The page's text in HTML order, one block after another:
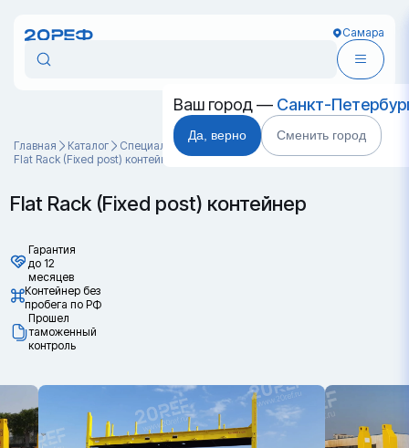
Самара
Ваш город — Санкт-
Да, верно Сменить город
Главная Каталог
Специальные контейнеры
Flat Rack (Fixed post) контейнер
Flat Rack (Fixed post) контейнер
Гарантия
до 12
месяцев
Контейнер без
пробега по РФ
Прошел
таможенный
контроль